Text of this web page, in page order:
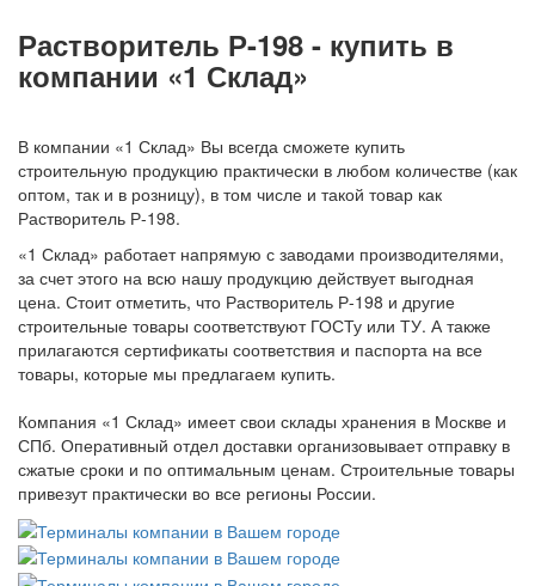
Растворитель Р-198 - купить в
компании «1 Склад»
В компании «1 Склад» Вы всегда сможете купить
строительную продукцию практически в любом количестве (как
оптом, так и в розницу), в том числе и такой товар как
Растворитель Р-198.
«1 Склад» работает напрямую с заводами производителями,
за счет этого на всю нашу продукцию действует выгодная
цена. Стоит отметить, что Растворитель Р-198 и другие
строительные товары соответствуют ГОСТу или ТУ. А также
прилагаются сертификаты соответствия и паспорта на все
товары, которые мы предлагаем купить.
Компания «1 Склад» имеет свои склады хранения в Москве и
СПб. Оперативный отдел доставки организовывает отправку в
сжатые сроки и по оптимальным ценам. Строительные товары
привезут практически во все регионы России.